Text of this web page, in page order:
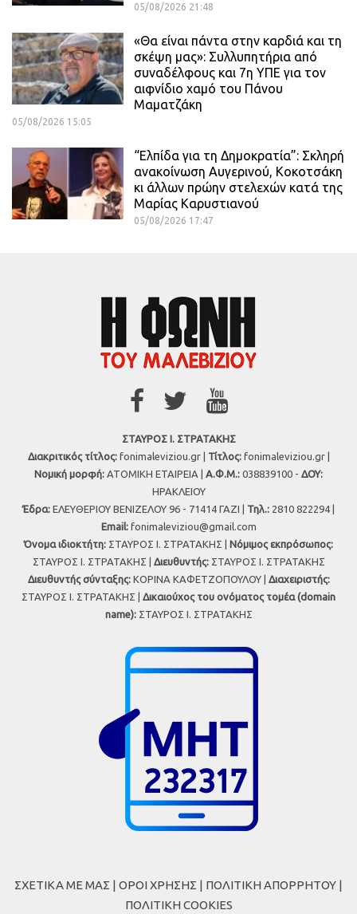
05/08/2026 21:48
«Θα είναι πάντα στην καρδιά και τη
σκέψη μας»: Συλλυπητήρια από
συναδέλφους και 7η ΥΠΕ για τον
αιφνίδιο χαμό του Πάνου
Μαματζάκη
05/08/2026 15:05
“Ελπίδα για τη Δημοκρατία”: Σκληρή
ανακοίνωση Αυγερινού, Κοκοτσάκη
κι άλλων πρώην στελεχών κατά της
Μαρίας Καρυστιανού
05/08/2026 17:47
ΣΤΑΥΡΟΣ Ι. ΣΤΡΑΤΑΚΗΣ
Διακριτικός τίτλος:fonimaleviziou.gr | Τίτλος:fonimaleviziou.gr |
Νομική μορφή: ΑΤΟΜΙΚΗ ΕΤΑΙΡΕΙΑ | Α.Φ.Μ.: 038839100 - ΔΟΥ:
ΗΡΑΚΛΕΙΟΥ
Έδρα: ΕΛΕΥΘΕΡΙΟΥ ΒΕΝΙΖΕΛΟΥ 96 - 71414 ΓΑΖΙ | Τηλ.: 2810 822294 |
Εmail: fonimaleviziou@gmail.com
Όνομα ιδιοκτήτη: ΣΤΑΥΡΟΣ Ι. ΣΤΡΑΤΑΚΗΣ | Νόμιμος εκπρόσωπος:
ΣΤΑΥΡΟΣ Ι. ΣΤΡΑΤΑΚΗΣ | Διευθυντής:ΣΤΑΥΡΟΣ Ι. ΣΤΡΑΤΑΚΗΣ
Διευθυντής σύνταξης:ΚΟΡΙΝΑ ΚΑΦΕΤΖΟΠΟΥΛΟΥ | Διαχειριστής:
ΣΤΑΥΡΟΣ Ι. ΣΤΡΑΤΑΚΗΣ | Δικαιούχος του ονόματος τομέα (domain
name):ΣΤΑΥΡΟΣ Ι. ΣΤΡΑΤΑΚΗΣ
ΣΧΕΤΙΚΑ ΜΕ ΜΑΣ | ΟΡΟΙ ΧΡΗΣΗΣ | ΠΟΛΙΤΙΚΗ ΑΠΟΡΡΗΤΟΥ |
ΠΟΛΙΤΙΚΗ COOKIES